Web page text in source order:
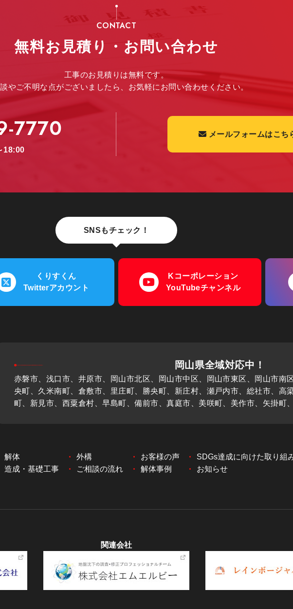
CONTACT
無料お見積り・お問い合わせ
工事のお見積りは無料です。
やご不明な点がございましたら、お気軽にお問い合わせください。
7770
18:00
メールフォームはこち
SNSもチェック！
くりすくん
Twitterアカウント
Kコーポレーション
YouTubeチャンネル
岡山県全域対応中！
赤磐市、浅口市、井原市、岡山市北区、岡山市中区、岡山市東区、岡山市南
央町、久米南町、倉敷市、里庄町、勝央町、新庄村、瀬戸内市、総社市、高
町、新見市、西粟倉村、早島町、備前市、真庭市、美咲町、美作市、矢掛町
解体
造成・基礎工事
外構
ご相談の流れ
お客様の声
解体事例
SDGs達成に向けた取り組
お知らせ
関連会社